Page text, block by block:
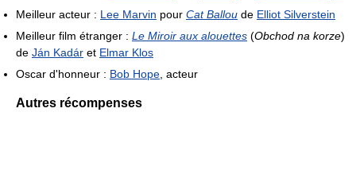
Meilleur acteur : Lee Marvin pour Cat Ballou de Elliot Silverstein
Meilleur film étranger : Le Miroir aux alouettes (Obchod na korze)
de Ján Kadár et Elmar Klos
Oscar d'honneur : Bob Hope , acteur
Autres récompenses